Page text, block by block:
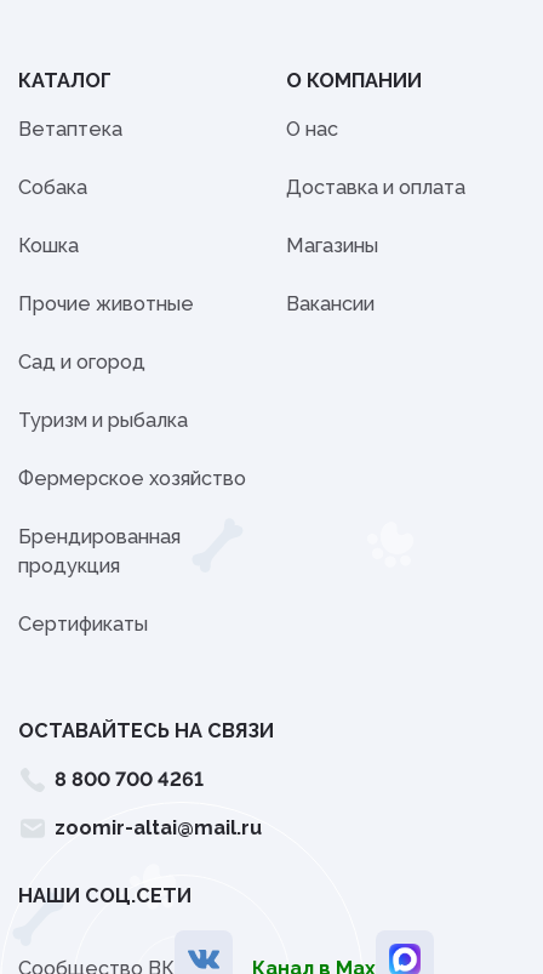
КАТАЛОГ
Ветаптека
Собака
Кошка
Прочие животные
Сад и огород
Туризм и рыбалка
Фермерское хозяйство
Брендированная
продукция
Сертификаты
О КОМПАНИИ
О нас
Доставка и оплата
Магазины
Вакансии
ОСТАВАЙТЕСЬ НА СВЯЗИ
8 800 700 4261
zoomir-altai@mail.ru
НАШИ СОЦ.СЕТИ
Сообщество ВК Канал в Мах